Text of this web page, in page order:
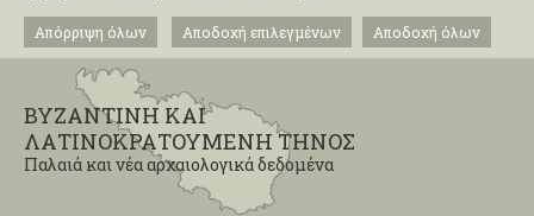
Απόρριψη όλων Αποδοχή επιλεγμένων Αποδοχή όλων
ΒΥΖΑΝΤΙΝΗ ΚΑΙ
ΛΑΤΙΝΟΚΡΑΤΟΥΜΕΝΗ ΤΗΝΟΣ
Παλαιά και νέα αρχαιολογικά δεδομένα